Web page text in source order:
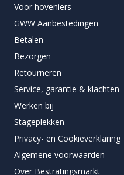
Voor hoveniers
GWW Aanbestedingen
Betalen
Bezorgen
Retourneren
Service, garantie & klachten
Werken bij
Stageplekken
Privacy- en Cookieverklaring
Algemene voorwaarden
Over Bestratingsmarkt